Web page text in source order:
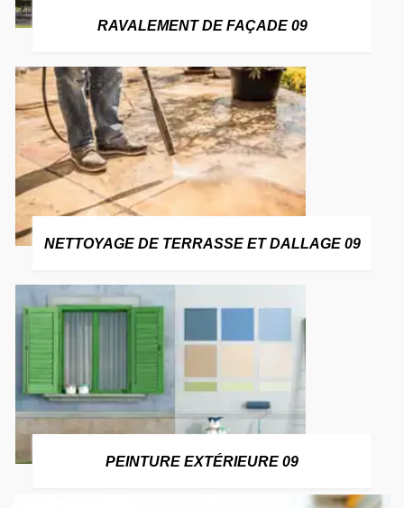
RAVALEMENT DE FAÇADE 09
NETTOYAGE DE TERRASSE ET DALLAGE 09
PEINTURE EXTÉRIEURE 09